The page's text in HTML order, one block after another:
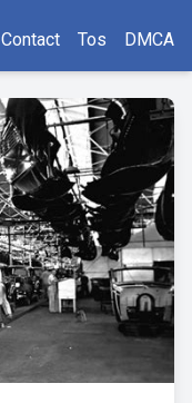
Contact Tos DMCA